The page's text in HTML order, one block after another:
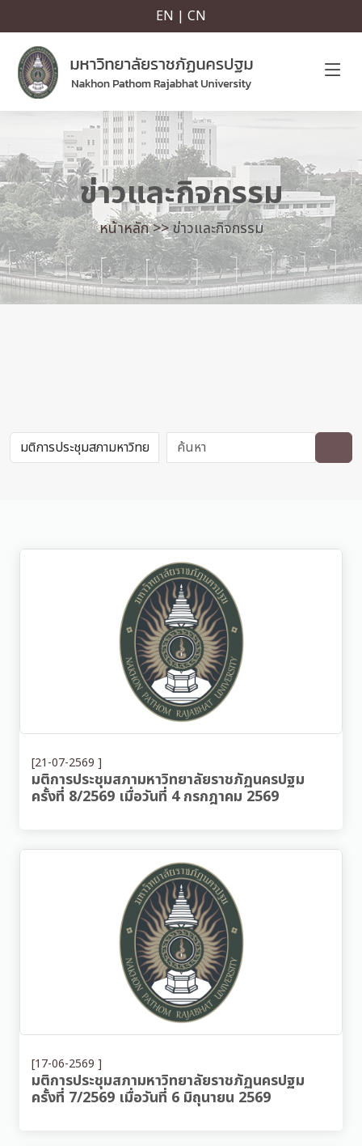
EN | CN
ข่าวและกิจกรรม
หน้าหลัก >>ข่าวและกิจกรรม
[21-07-2569 ]
มติการประชุมสภามหาวิทยาลัยราชภัฏนครปฐม
ครั้งที่ 8/2569 เมื่อวันที่ 4 กรกฎาคม 2569
[17-06-2569 ]
มติการประชุมสภามหาวิทยาลัยราชภัฏนครปฐม
ครั้งที่ 7/2569 เมื่อวันที่ 6 มิถุนายน 2569